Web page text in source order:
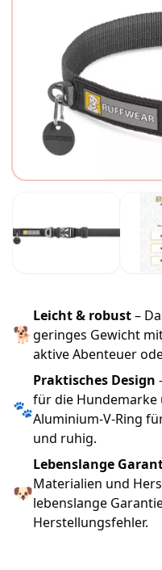
🐕
Leicht & robust–
geringes Gewicht
aktive Abenteuer
🐾
Praktisches Design
für die Hundemarke
Aluminium-V-Ring
und ruhig.
🐶
Lebenslange
Materialien und
lebenslange
Herstellungsfehler.